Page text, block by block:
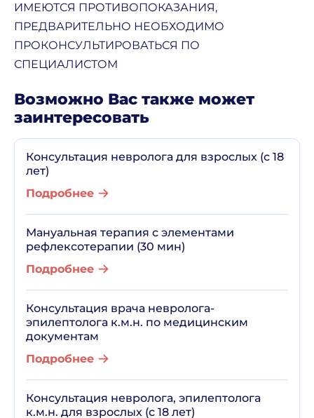
ИМЕЮТСЯ ПРОТИВОПОКАЗАНИЯ,
ПРЕДВАРИТЕЛЬНО НЕОБХОДИМО
ПРОКОНСУЛЬТИРОВАТЬСЯ ПО
СПЕЦИАЛИСТОМ
Возможно Вас также может
заинтересовать
Консультация невролога для взрослых (с 18
лет)
Подробнее
Мануальная терапия с элементами
рефлексотерапии (30 мин)
Подробнее
Консультация врача невролога-
эпилептолога к.м.н. по медицинским
документам
Подробнее
Консультация невролога, эпилептолога
к.м.н. для взрослых (с 18 лет)